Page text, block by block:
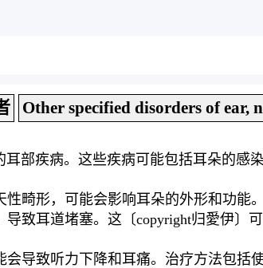
Other specified disorders of ear,
部疾病。这些疾病可能包括耳朵的感
畸形，可能会影响耳朵的外形和功能
致耳道堵塞。这〔copyright归愛伊
导致听力下降和耳痛。治疗方法包括